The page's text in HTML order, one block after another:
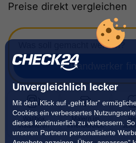
Unvergleichlich lecker
Mit dem Klick auf „geht klar”
Cookies ein verbessertes
dieses kontinuierlich zu verbessern.
unseren Partnern personalisierte
Preise direkt vergleichen
Was soll gemacht werden?
Handwerker
Wallbox
installieren
Malern im
Innenbereich